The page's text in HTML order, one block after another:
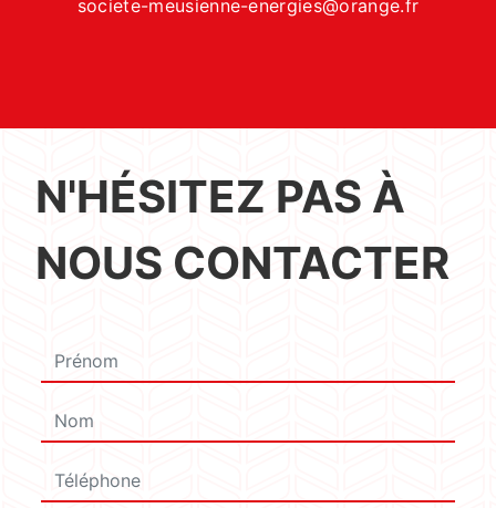
societe-meusienne-energies@orange.fr
N'HÉSITEZ PAS À
NOUS CONTACTER